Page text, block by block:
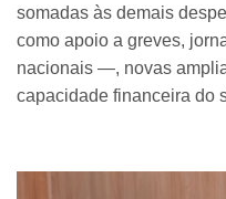
somadas às demais
como apoio a greves,
nacionais —, novas
capacidade financeira do